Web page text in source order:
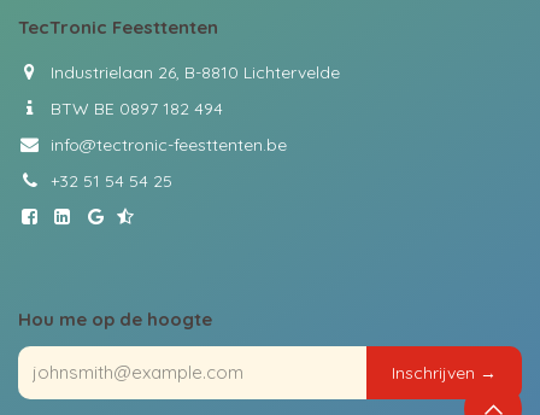
TecTronic Feesttenten
Industrielaan 26, B-8810 Lichtervelde
BTW BE 0897 182 494
info@tectronic-feesttenten.be
+32 51 54 54 25
Hou me op de hoogte
Insch​​r​​ijven ​​→